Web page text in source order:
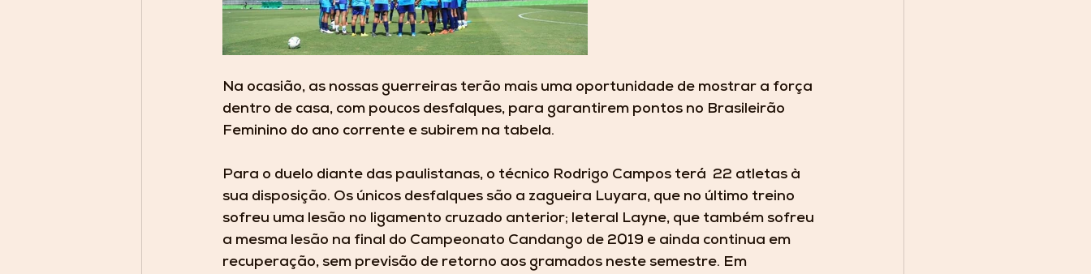
Na ocasião, as nossas guerreiras terão mais uma oportunidade de mostrar a força
dentro de casa, com poucos desfalques, para garantirem pontos no Brasileirão
Feminino do ano corrente e subirem na tabela.
Para o duelo diante das paulistanas, o técnico Rodrigo Campos terá  22 atletas à
sua disposição. Os únicos desfalques são a zagueira Luyara, que no último treino
sofreu uma lesão no ligamento cruzado anterior; leteral Layne, que também sofreu
a mesma lesão na final do Campeonato Candango de 2019 e ainda continua em
recuperação, sem previsão de retorno aos gramados neste semestre. Em